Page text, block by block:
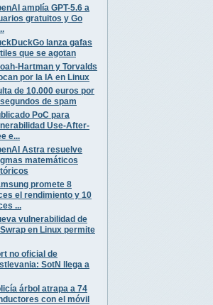
amplía GPT-5.6 a
gratuitos y Go
lanza gafas
que se agotan
Hartman y Torvalds
por la IA en Linux
de 10.000 euros por
de spam
PoC para
Use-After-
e...
Astra resuelve
matemáticos
promete 8
el rendimiento y 10
...
vulnerabilidad de
en Linux permite
no oficial de
SotN llega a
árbol atrapa a 74
con el móvil